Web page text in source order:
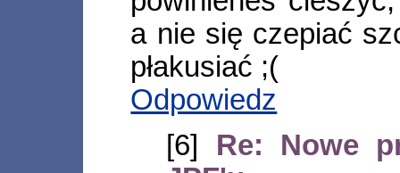
a nie się czepiać
płakusiać ;(
Odpowiedz
[6] Re: Nowe